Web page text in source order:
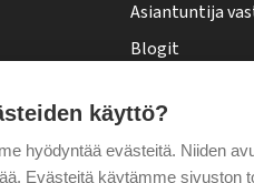
h
t
f
o
Asiantuntija
Blogit
Pääkirjoitus
käyttö?
hyödyntää evästeitä. Niiden
Evästeitä käytämme sivuston